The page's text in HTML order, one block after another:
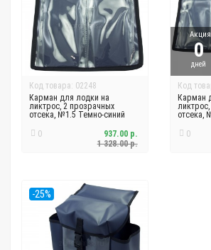
Код товара: 02248
Карман для лодки на
ликтрос, 2 прозрачных
отсека, №1.5 Темно-синий
0
1 328.00 р.
937.00 р.
0
дней
Код
Карман
отсека,
0
-25%